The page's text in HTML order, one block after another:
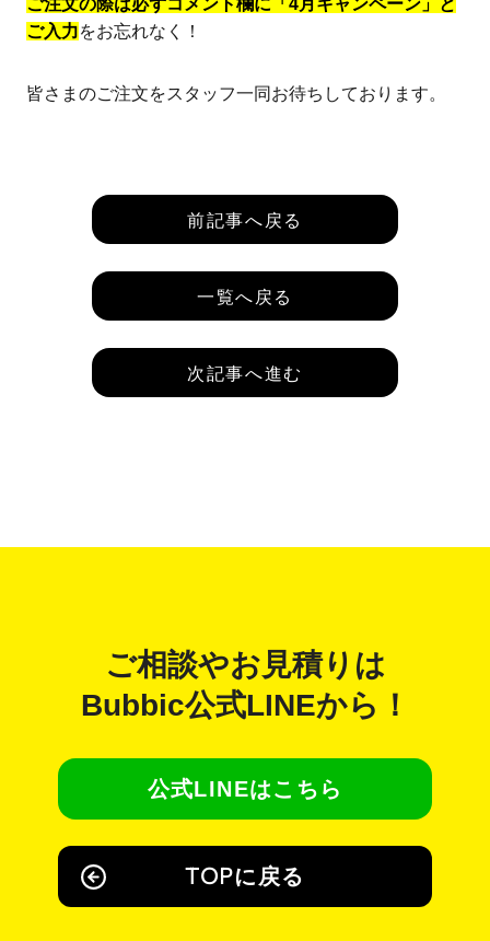
ご注文の際は必ずコメント欄に「4月キャンペーン」と
ご入力をお忘れなく！
皆さまのご注文をスタッフ一同お待ちしております。
前記事へ戻る
一覧へ戻る
次記事へ進む
公式LINEはこちら
TOPに戻る
ご相談やお見積りは
Bubbic公式LINEから！